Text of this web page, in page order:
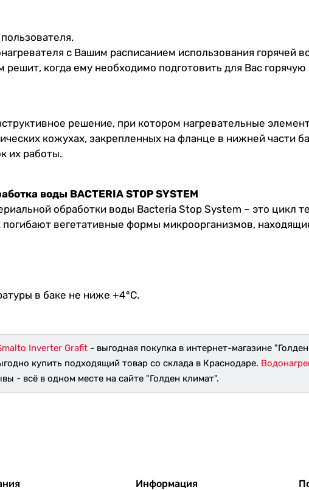
с Вашим расписанием использования горячей
когда ему необходимо подготовить для Вас горячую
решение, при котором нагревательные
кожухах, закрепленных на фланце в нижней части
их работы.
воды BACTERIA STOP SYSTEM
обработки воды Bacteria Stop System – это цикл
погибают вегетативные формы микроорганизмов,
в баке не ниже +4°С.
Inverter Grafit - выгодная покупка в интернет-магазине
купить подходящий товар со склада в Краснодаре.
- всё в одном месте на сайте "Голден климат".
Информация